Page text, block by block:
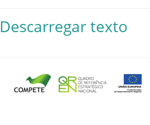
Descarregar texto